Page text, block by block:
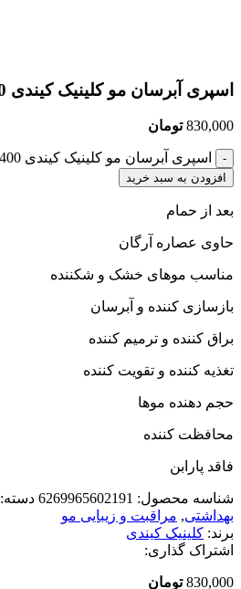
اسپری آبرسان مو کلینیک کیندی 400 میل
830,000 تومان
اسپری آبرسان مو کلینیک کیندی 400 میل عدد
افزودن به سبد خرید
بعد از حمام
حاوی عصاره آرگان
مناسب موهای خشک و شکننده
بازسازی کننده و آبرسان
براق کننده و ترمیم کننده
تغذیه کننده و تقویت کننده
حجم دهنده موها
محافظت کننده
فاقد پارابن
شناسه محصول: 6269965602191 دسته:
بهداشتی, مراقبت و زیبایی مو
برند: کلینیک کیندی
اشتراک گذاری:
830,000 تومان